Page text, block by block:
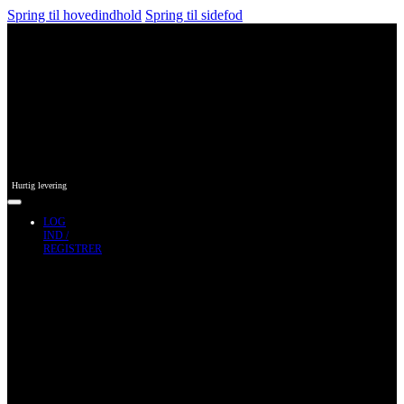
Spring til hovedindhold Spring til sidefod
Hurtig levering
LOG
IND /
REGISTRER